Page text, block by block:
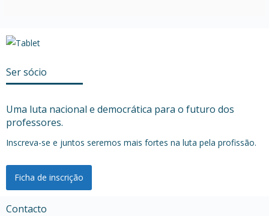
Ser sócio
Uma luta nacional e democrática para o futuro dos
professores.
Inscreva-se e juntos seremos mais fortes na luta pela profissão.
Ficha de inscrição
Contacto